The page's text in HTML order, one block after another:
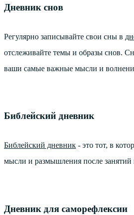
Дневник снов
Регулярно записывайте свои сны в
отслеживайте темы и образы снов.
ваши самые важные мысли и
Библейский дневник
Библейский дневник - это тот, в
мысли и размышления после
Дневник для саморефлексии